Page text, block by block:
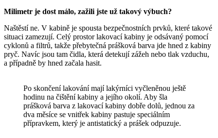
Milimetr je dost málo, zažili jste už takový výbuch?
Naštěstí ne. V kabině je spousta bezpečnostních prvků, které takové
situaci zamezují. Celý prostor lakovací kabiny je odsávaný pomocí
cyklonů a filtrů, takže přebytečná prášková barva jde hned z kabiny
pryč. Navíc jsou tam čidla, která detekují zážeh nebo tlak vzduchu,
a případně by hned začala hasit.
Po skončení lakování mají lakýrníci vyčleněnou ještě
hodinu na čištění kabiny a jejího okolí. Aby šla
prášková barva z lakovací kabiny dobře dolů, jednou za
dva měsíce se vnitřek kabiny pastuje speciálním
přípravkem, který je antistatický a prášek odpuzuje.